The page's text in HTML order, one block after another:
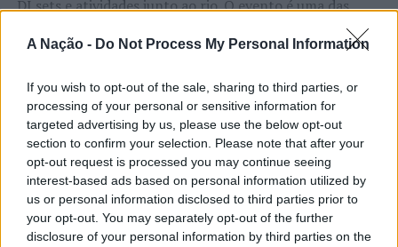
A Nação - Do Not Process My Personal Information
If you wish to opt-out of the sale, sharing to third parties, or
processing of your personal or sensitive information for
targeted advertising by us, please use the below opt-out
section to confirm your selection. Please note that after your
opt-out request is processed you may continue seeing
interest-based ads based on personal information utilized by
us or personal information disclosed to third parties prior to
your opt-out. You may separately opt-out of the further
disclosure of your personal information by third parties on the
DJ sets e atividades junto ao rio. O evento é uma das
etapas do Nortada Ocean Rides, circuito que em 2026
passa também por Sines, Peniche, Viana do Castelo, Vila
A iniciativa pretende aproximar a prática dos desportos
de vento das comunidades costeiras, promovendo o
território através do mar e das suas condições naturais.
Nas palavras de Pedro Mota, De todas as etapas do
Nortada Ocean Rides, este evento é o que mais precisa
da “nortada” como apoio, porque sem vento não há
kitesurf.
CONTINUAR A LER
ATUALIDADE
Cinco projetos de Cascais finalistas
em iniciativa europeia